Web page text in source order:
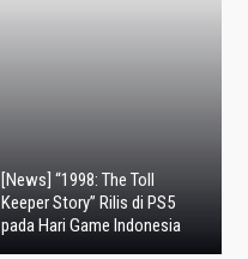
[News] “1998: The Toll
Keeper Story” Rilis di PS5
pada Hari Game Indonesia